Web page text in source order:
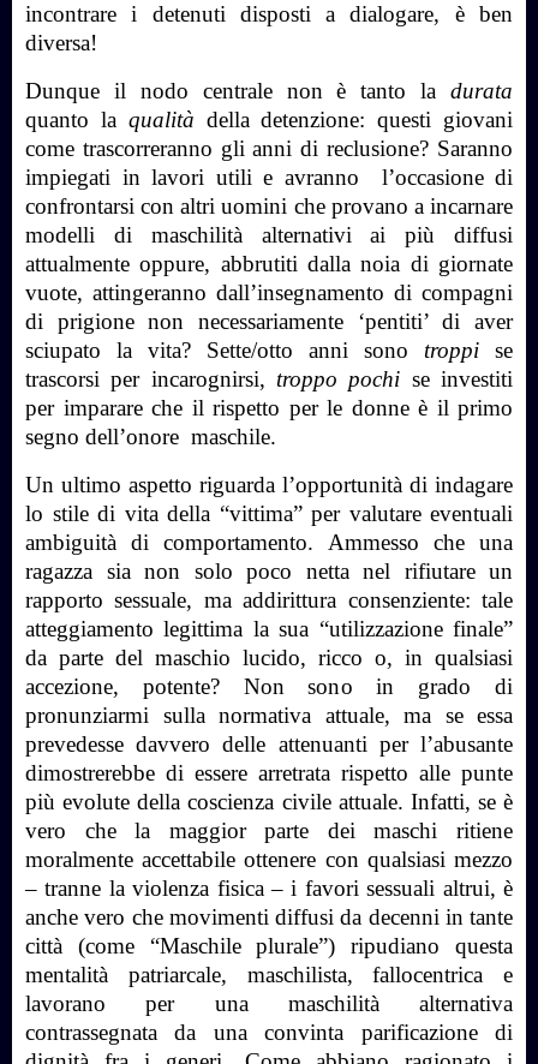
incontrare i detenuti disposti a dialogare, è ben
diversa!
Dunque il nodo centrale non è tanto la durata
quanto la qualità della detenzione: questi giovani
come trascorreranno gli anni di reclusione? Saranno
impiegati in lavori utili e avranno
l’occasione di
confrontarsi con altri uomini che provano a incarnare
modelli di maschilità alternativi ai più diffusi
attualmente oppure, abbrutiti dalla noia di giornate
vuote, attingeranno dall’insegnamento di compagni
di prigione non necessariamente ‘pentiti’ di aver
sciupato la vita? Sette/otto anni sono troppi se
trascorsi per incarognirsi, troppo pochi se investiti
per imparare che il rispetto per le donne è il primo
segno dell’onore maschile.
Un ultimo aspetto riguarda l’opportunità di indagare
lo stile di vita della “vittima” per valutare eventuali
ambiguità di comportamento. Ammesso che una
ragazza sia non solo poco netta nel rifiutare un
rapporto sessuale, ma addirittura consenziente: tale
atteggiamento legittima la sua “utilizzazione finale”
da parte del maschio lucido, ricco o, in qualsiasi
accezione, potente? Non sono in grado di
pronunziarmi sulla normativa attuale, ma se essa
prevedesse davvero delle attenuanti per l’abusante
dimostrerebbe di essere arretrata rispetto alle punte
più evolute della coscienza civile attuale. Infatti, se è
vero che la maggior parte dei maschi ritiene
moralmente accettabile ottenere con qualsiasi mezzo
– tranne la violenza fisica – i favori sessuali altrui, è
anche vero che movimenti diffusi da decenni in tante
città (come “Maschile plurale”) ripudiano questa
mentalità patriarcale, maschilista, fallocentrica e
lavorano per una maschilità alternativa
contrassegnata da una convinta parificazione di